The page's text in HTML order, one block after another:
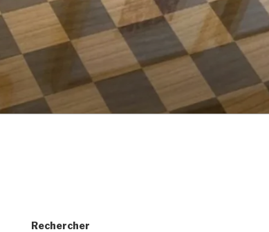
Rechercher